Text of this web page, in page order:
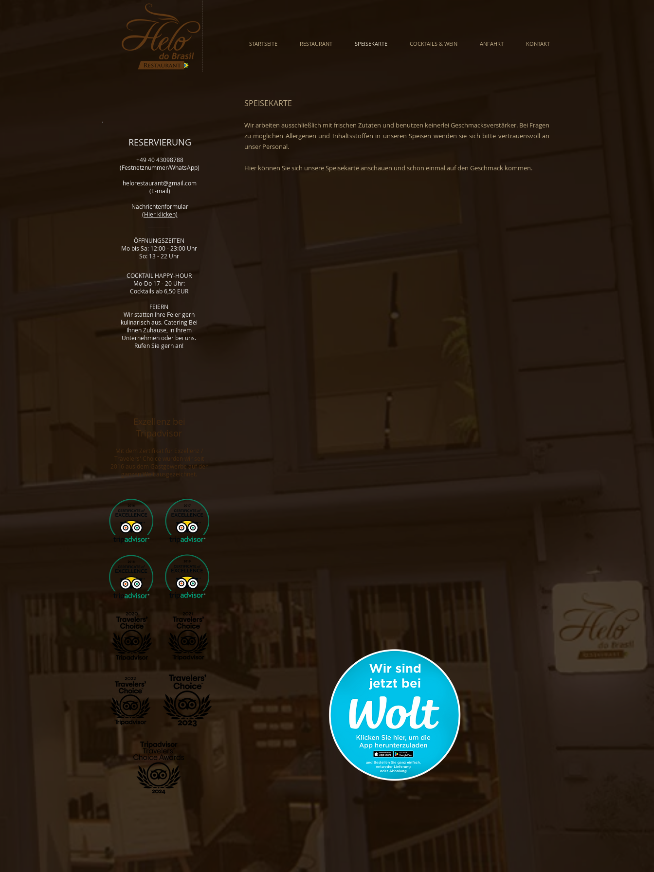
STARTSEITE RESTAURANT SPEISEKARTE COCKTAILS & WEIN ANFAHRT KONTAKT
RESERVIERUNG
+49 40 43098788
(Festnetznummer/WhatsApp)
helorestaurant@gmail.com
(E-mail)
Nachrichtenformular
(Hier klicken)
ÖFFNUNGSZEITEN
Mo bis Sa: 12:00 - 23:00 Uhr
So: 13 - 22 Uhr
COCKTAIL HAPPY-HOUR
Mo-Do 17 - 20 Uhr:
Cocktails ab 6,50 EUR
FEIERN
Wir statten Ihre Feier gern
kulinarisch aus. Catering Bei
Ihnen Zuhause, in Ihrem
Unternehmen oder bei uns.
Rufen Sie gern an!
Exzellenz bei
Tripadvisor
Mit dem Zertifikat für Exzellenz /
Travelers' Choice wurden wir seit
2016 aus dem Gastgewerbe auf der
ganzen Welt ausgezeichnet.
SPEISEKARTE
Wir arbeiten ausschließlich mit frischen Zutaten und benutzen keinerlei Geschmacksverstärker. Bei Fragen
zu möglichen Allergenen und Inhaltsstoffen in unseren Speisen wenden sie sich bitte vertrauensvoll an
unser Personal.
Hier können Sie sich unsere Speisekarte anschauen und schon einmal auf den Geschmack kommen.